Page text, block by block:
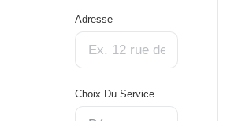
Adresse
Choix Du Service